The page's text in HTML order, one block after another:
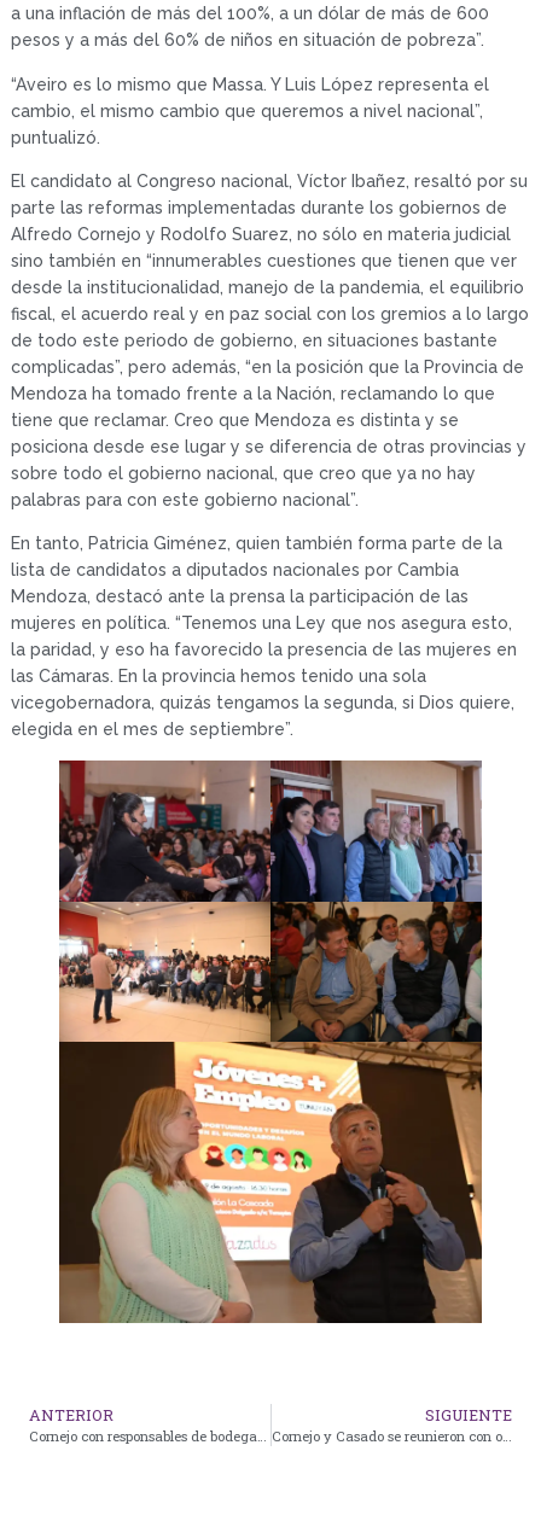
a una inflación de más del 100%, a un dólar de más de 600
pesos y a más del 60% de niños en situación de pobreza”.
“Aveiro es lo mismo que Massa. Y Luis López representa el
cambio, el mismo cambio que queremos a nivel nacional”,
puntualizó.
El candidato al Congreso nacional, Víctor Ibañez, resaltó por su
parte las reformas implementadas durante los gobiernos de
Alfredo Cornejo y Rodolfo Suarez, no sólo en materia judicial
sino también en “innumerables cuestiones que tienen que ver
desde la institucionalidad, manejo de la pandemia, el equilibrio
fiscal, el acuerdo real y en paz social con los gremios a lo largo
de todo este periodo de gobierno, en situaciones bastante
complicadas”, pero además, “en la posición que la Provincia de
Mendoza ha tomado frente a la Nación, reclamando lo que
tiene que reclamar. Creo que Mendoza es distinta y se
posiciona desde ese lugar y se diferencia de otras provincias y
sobre todo el gobierno nacional, que creo que ya no hay
palabras para con este gobierno nacional”.
En tanto, Patricia Giménez, quien también forma parte de la
lista de candidatos a diputados nacionales por Cambia
Mendoza, destacó ante la prensa la participación de las
mujeres en política. “Tenemos una Ley que nos asegura esto,
la paridad, y eso ha favorecido la presencia de las mujeres en
las Cámaras. En la provincia hemos tenido una sola
vicegobernadora, quizás tengamos la segunda, si Dios quiere,
elegida en el mes de septiembre”.
ANTERIOR SIGUIENTE
Cornejo y Casado se reunieron con operadores hidrocarburíferos para analizar un plan de inversiones a futuro